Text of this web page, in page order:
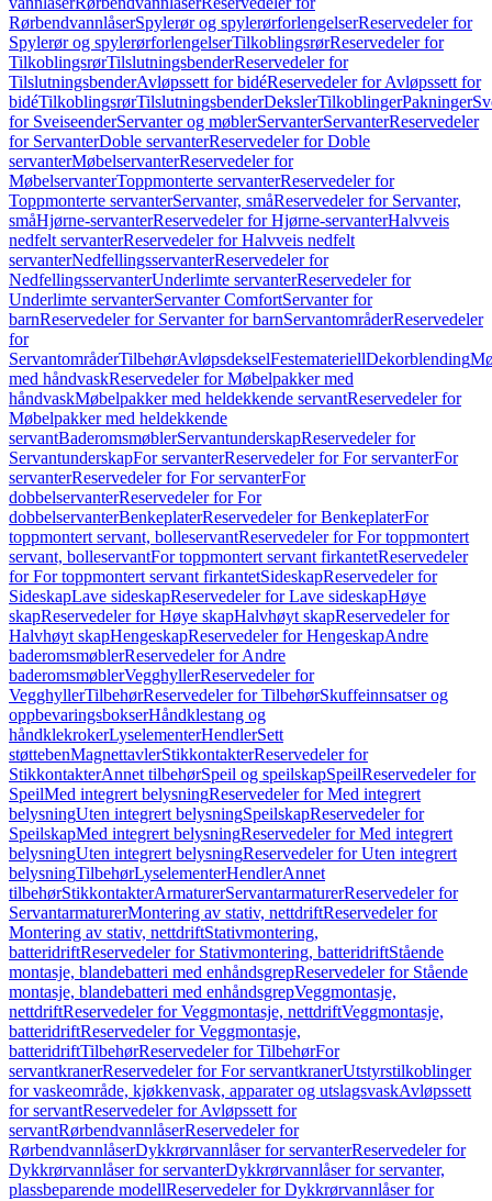
RørbendvannlåserSpylerør og spylerørforlengelserReservedeler for
Spylerør og spylerørforlengelserTilkoblingsrørReservedeler for
TilkoblingsrørTilslutningsbenderReservedeler for
TilslutningsbenderAvløpssett for bidéReservedeler for Avløpssett for
bidéTilkoblingsrørTilslutningsbenderDekslerTilkoblingerPakninger
for SveiseenderServanter og møblerServanterServanterReservedeler
for ServanterDoble servanterReservedeler for Doble
servanterMøbelservanterReservedeler for
MøbelservanterToppmonterte servanterReservedeler for
Toppmonterte servanterServanter, småReservedeler for Servanter,
småHjørne-servanterReservedeler for Hjørne-servanterHalvveis
nedfelt servanterReservedeler for Halvveis nedfelt
servanterNedfellingsservanterReservedeler for
NedfellingsservanterUnderlimte servanterReservedeler for
Underlimte servanterServanter ComfortServanter for
barnReservedeler for Servanter for barnServantområderReservedeler
for
ServantområderTilbehørAvløpsdekselFestemateriellDekorblending
med håndvaskReservedeler for Møbelpakker med
håndvaskMøbelpakker med heldekkende servantReservedeler for
Møbelpakker med heldekkende
servantBaderomsmøblerServantunderskapReservedeler for
ServantunderskapFor servanterReservedeler for For servanterFor
servanterReservedeler for For servanterFor
dobbelservanterReservedeler for For
dobbelservanterBenkeplaterReservedeler for BenkeplaterFor
toppmontert servant, bolleservantReservedeler for For toppmontert
servant, bolleservantFor toppmontert servant firkantetReservedeler
for For toppmontert servant firkantetSideskapReservedeler for
SideskapLave sideskapReservedeler for Lave sideskapHøye
skapReservedeler for Høye skapHalvhøyt skapReservedeler for
Halvhøyt skapHengeskapReservedeler for HengeskapAndre
baderomsmøblerReservedeler for Andre
baderomsmøblerVegghyllerReservedeler for
VegghyllerTilbehørReservedeler for TilbehørSkuffeinnsatser og
oppbevaringsbokserHåndklestang og
håndklekrokerLyselementerHendlerSett
støttebenMagnettavlerStikkontakterReservedeler for
StikkontakterAnnet tilbehørSpeil og speilskapSpeilReservedeler for
SpeilMed integrert belysningReservedeler for Med integrert
belysningUten integrert belysningSpeilskapReservedeler for
SpeilskapMed integrert belysningReservedeler for Med integrert
belysningUten integrert belysningReservedeler for Uten integrert
belysningTilbehørLyselementerHendlerAnnet
tilbehørStikkontakterArmaturerServantarmaturerReservedeler for
ServantarmaturerMontering av stativ, nettdriftReservedeler for
Montering av stativ, nettdriftStativmontering,
batteridriftReservedeler for Stativmontering, batteridriftStående
montasje, blandebatteri med enhåndsgrepReservedeler for Stående
montasje, blandebatteri med enhåndsgrepVeggmontasje,
nettdriftReservedeler for Veggmontasje, nettdriftVeggmontasje,
batteridriftReservedeler for Veggmontasje,
batteridriftTilbehørReservedeler for TilbehørFor
servantkranerReservedeler for For servantkranerUtstyrstilkoblinger
for vaskeområde, kjøkkenvask, apparater og utslagsvaskAvløpssett
for servantReservedeler for Avløpssett for
servantRørbendvannlåserReservedeler for
RørbendvannlåserDykkrørvannlåser for servanterReservedeler for
Dykkrørvannlåser for servanterDykkrørvannlåser for servanter,
plassbeparende modellReservedeler for Dykkrørvannlåser for